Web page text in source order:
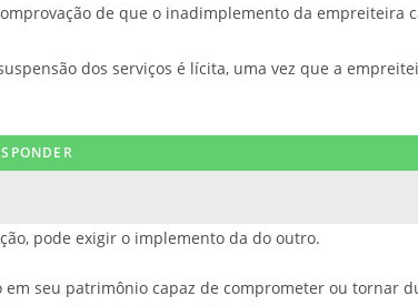
de que o inadimplemento da
dos serviços é lícita, uma vez que a
pode exigir o implemento da do outro.
seu patrimônio capaz de comprometer ou tornar